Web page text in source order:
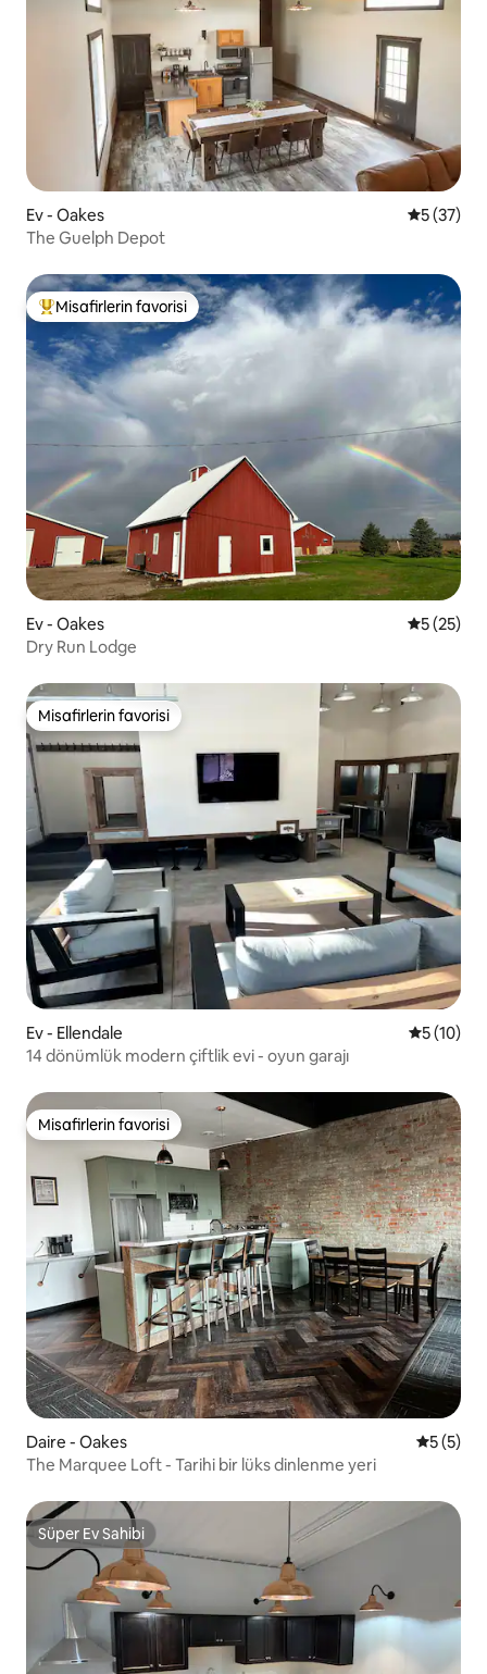
Ev - Oakes 55 (37)
The Guelph Depot
Misafirlerin favorilerinden en beğenilenler arasında
Misafirlerin favorisi
Ev - Oakes 55 (25)
Dry Run Lodge
Misafirlerin favorisi
Misafirlerin favorisi
Ev - Ellendale 55 (10)
14 dönümlük modern çiftlik evi - oyun garajı
Misafirlerin favorisi
Misafirlerin favorisi
Daire - Oakes 55 (5)
The Marquee Loft - Tarihi bir lüks dinlenme yeri
Süper Ev Sahibi
Süper Ev Sahibi